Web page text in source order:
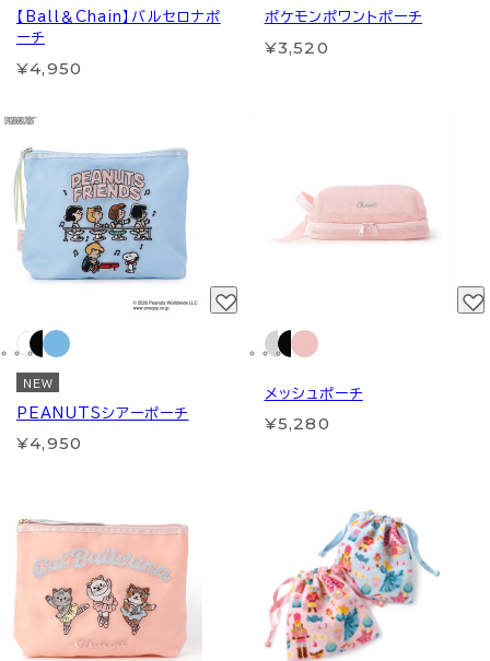
【Ball＆Chain】バルセロナポ
ーチ
¥4,950
ポケモンポワントポーチ
¥3,520
NEW
PEANUTSシアーポーチ
¥4,950
メッシュポーチ
¥5,280